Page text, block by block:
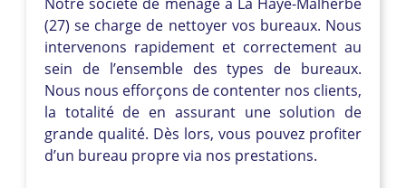
(27) se charge de nettoyer vos bureaux. Nous
intervenons rapidement et correctement au
sein de l’ensemble des types de bureaux.
Nous nous efforçons de contenter nos clients,
la totalité de en assurant une solution de
grande qualité. Dès lors, vous pouvez profiter
d’un bureau propre via nos prestations.